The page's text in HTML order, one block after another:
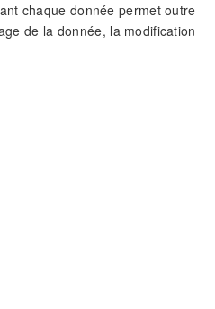
chaque donnée permet outre
de la donnée, la modification